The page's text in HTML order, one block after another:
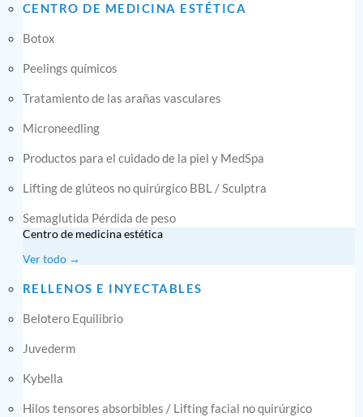
CENTRO DE MEDICINA ESTÉTICA
Botox
Peelings químicos
Tratamiento de las arañas vasculares
Microneedling
Productos para el cuidado de la piel y MedSpa
Lifting de glúteos no quirúrgico BBL / Sculptra
Semaglutida Pérdida de peso
Centro de medicina estética
Ver todo →
RELLENOS E INYECTABLES
Belotero Equilibrio
Juvederm
Kybella
Hilos tensores absorbibles / Lifting facial no quirúrgico